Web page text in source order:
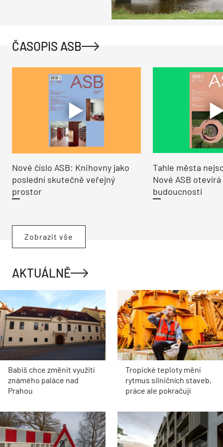
ČASOPIS ASB
Nové číslo ASB: Knihovny jako
poslední skutečně veřejný
prostor
Tahle města
Nové ASB
budoucnosti
Zobrazit vše
AKTUÁLNĚ
Babiš chce změnit využití
známého paláce nad
Prahou
Tropické teploty mění
rytmus silničních staveb,
práce ale pokračují